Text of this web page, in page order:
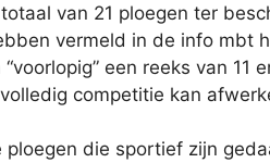
van 21 ploegen ter
vermeld in de info mbt
een reeks van 11
competitie kan
die sportief zijn